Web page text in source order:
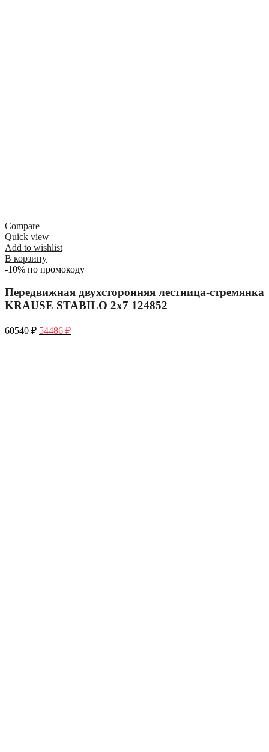
Compare
Quick view
Add to wishlist
В корзину
-10% по промокоду
Передвижная двухсторонняя лестница-стремянка
KRAUSE STABILO 2х7 124852
60540₽ 54486 ₽